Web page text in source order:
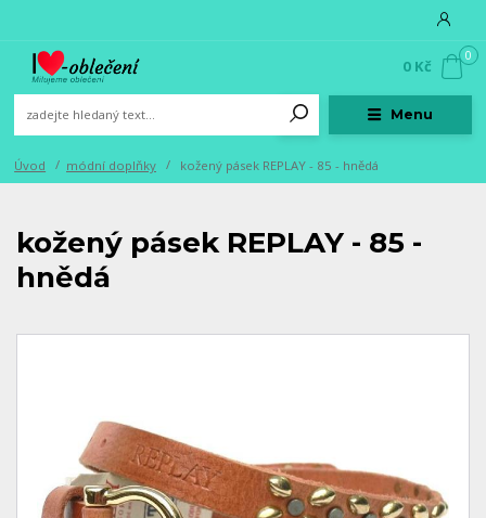
Menu
0
0 Kč
Úvod módní doplňky kožený pásek REPLAY - 85 - hnědá
kožený pásek REPLAY - 85 -
hnědá